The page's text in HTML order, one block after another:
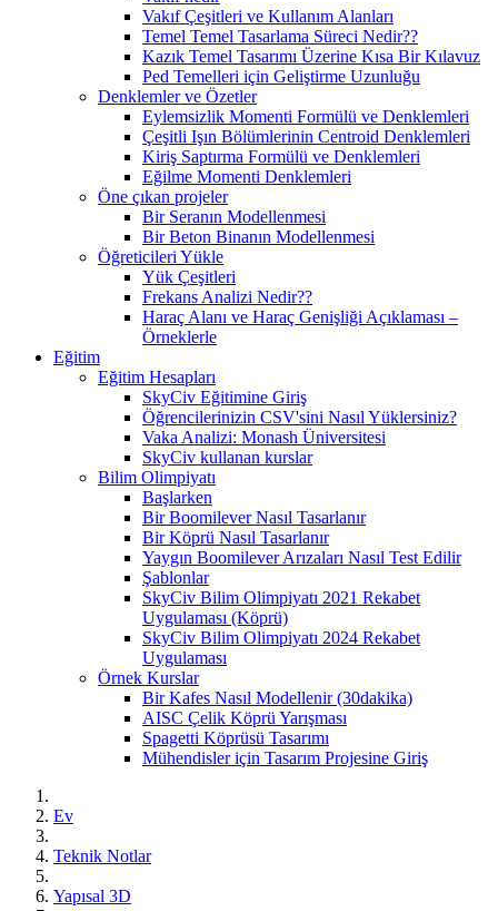
Vakıf Çeşitleri ve Kullanım Alanları
Temel Temel Tasarlama Süreci Nedir??
Kazık Temel Tasarımı Üzerine Kısa Bir Kılavuz
Ped Temelleri için Geliştirme Uzunluğu
Denklemler ve Özetler
Eylemsizlik Momenti Formülü ve Denklemleri
Çeşitli Işın Bölümlerinin Centroid Denklemleri
Kiriş Saptırma Formülü ve Denklemleri
Eğilme Momenti Denklemleri
Öne çıkan projeler
Bir Seranın Modellenmesi
Bir Beton Binanın Modellenmesi
Öğreticileri Yükle
Yük Çeşitleri
Frekans Analizi Nedir??
Haraç Alanı ve Haraç Genişliği Açıklaması –
Örneklerle
Eğitim
Eğitim Hesapları
SkyCiv Eğitimine Giriş
Öğrencilerinizin CSV'sini Nasıl Yüklersiniz?
Vaka Analizi: Monash Üniversitesi
SkyCiv kullanan kurslar
Bilim Olimpiyatı
Başlarken
Bir Boomilever Nasıl Tasarlanır
Bir Köprü Nasıl Tasarlanır
Yaygın Boomilever Arızaları Nasıl Test Edilir
Şablonlar
SkyCiv Bilim Olimpiyatı 2021 Rekabet
Uygulaması (Köprü)
SkyCiv Bilim Olimpiyatı 2024 Rekabet
Uygulaması
Örnek Kurslar
Bir Kafes Nasıl Modellenir (30dakika)
AISC Çelik Köprü Yarışması
Spagetti Köprüsü Tasarımı
Mühendisler için Tasarım Projesine Giriş
Ev
Teknik Notlar
Yapısal 3D